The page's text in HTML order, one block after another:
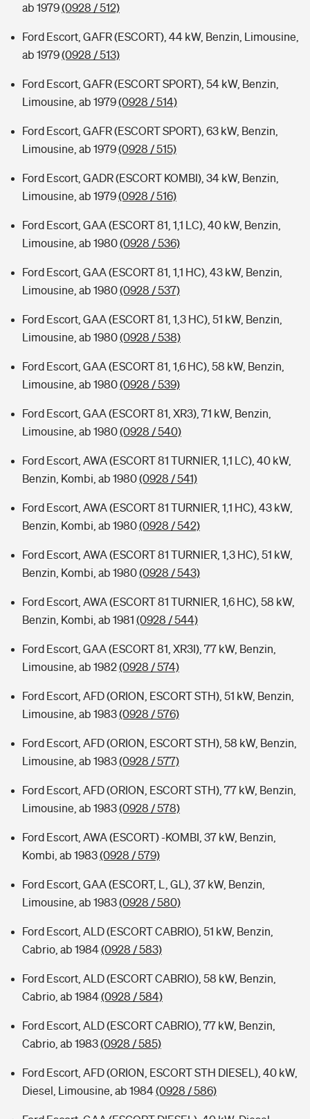
ab 1979(0928 / 512)
Ford Escort, GAFR (ESCORT), 44 kW, Benzin, Limousine,
ab 1979(0928 / 513)
Ford Escort, GAFR (ESCORT SPORT), 54 kW, Benzin,
Limousine, ab 1979(0928 / 514)
Ford Escort, GAFR (ESCORT SPORT), 63 kW, Benzin,
Limousine, ab 1979(0928 / 515)
Ford Escort, GADR (ESCORT KOMBI), 34 kW, Benzin,
Limousine, ab 1979(0928 / 516)
Ford Escort, GAA (ESCORT 81, 1,1 LC), 40 kW, Benzin,
Limousine, ab 1980(0928 / 536)
Ford Escort, GAA (ESCORT 81, 1,1 HC), 43 kW, Benzin,
Limousine, ab 1980(0928 / 537)
Ford Escort, GAA (ESCORT 81, 1,3 HC), 51 kW, Benzin,
Limousine, ab 1980(0928 / 538)
Ford Escort, GAA (ESCORT 81, 1,6 HC), 58 kW, Benzin,
Limousine, ab 1980(0928 / 539)
Ford Escort, GAA (ESCORT 81, XR3), 71 kW, Benzin,
Limousine, ab 1980(0928 / 540)
Ford Escort, AWA (ESCORT 81 TURNIER, 1,1 LC), 40 kW,
Benzin, Kombi, ab 1980(0928 / 541)
Ford Escort, AWA (ESCORT 81 TURNIER, 1,1 HC), 43 kW,
Benzin, Kombi, ab 1980(0928 / 542)
Ford Escort, AWA (ESCORT 81 TURNIER, 1,3 HC), 51 kW,
Benzin, Kombi, ab 1980(0928 / 543)
Ford Escort, AWA (ESCORT 81 TURNIER, 1,6 HC), 58 kW,
Benzin, Kombi, ab 1981 (0928 / 544)
Ford Escort, GAA (ESCORT 81, XR3I), 77 kW, Benzin,
Limousine, ab 1982(0928 / 574)
Ford Escort, AFD (ORION, ESCORT STH), 51 kW, Benzin,
Limousine, ab 1983(0928 / 576)
Ford Escort, AFD (ORION, ESCORT STH), 58 kW, Benzin,
Limousine, ab 1983(0928 / 577)
Ford Escort, AFD (ORION, ESCORT STH), 77 kW, Benzin,
Limousine, ab 1983(0928 / 578)
Ford Escort, AWA (ESCORT) -KOMBI, 37 kW, Benzin,
Kombi, ab 1983(0928 / 579)
Ford Escort, GAA (ESCORT, L, GL), 37 kW, Benzin,
Limousine, ab 1983(0928 / 580)
Ford Escort, ALD (ESCORT CABRIO), 51 kW, Benzin,
Cabrio, ab 1984(0928 / 583)
Ford Escort, ALD (ESCORT CABRIO), 58 kW, Benzin,
Cabrio, ab 1984(0928 / 584)
Ford Escort, ALD (ESCORT CABRIO), 77 kW, Benzin,
Cabrio, ab 1983(0928 / 585)
Ford Escort, AFD (ORION, ESCORT STH DIESEL), 40 kW,
Diesel, Limousine, ab 1984(0928 / 586)